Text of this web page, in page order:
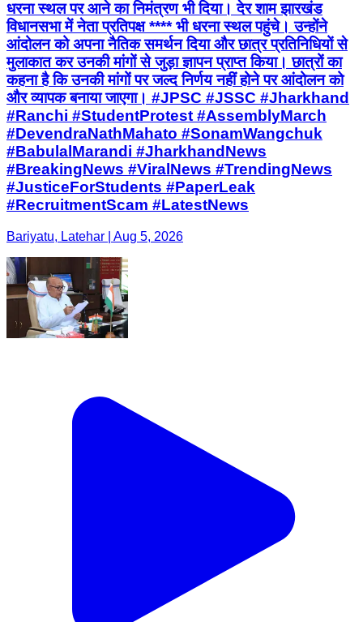
धरना स्थल पर आने का निमंत्रण भी दिया। देर शाम झारखंड
विधानसभा में नेता प्रतिपक्ष **** भी धरना स्थल पहुंचे। उन्होंने
आंदोलन को अपना नैतिक समर्थन दिया और छात्र प्रतिनिधियों से
मुलाकात कर उनकी मांगों से जुड़ा ज्ञापन प्राप्त किया। छात्रों का
कहना है कि उनकी मांगों पर जल्द निर्णय नहीं होने पर आंदोलन को
और व्यापक बनाया जाएगा। #JPSC #JSSC #Jharkhand
#Ranchi #StudentProtest #AssemblyMarch
#DevendraNathMahato #SonamWangchuk
#BabulalMarandi #JharkhandNews
#BreakingNews #ViralNews #TrendingNews
#JusticeForStudents #PaperLeak
#RecruitmentScam #LatestNews
Bariyatu, Latehar | Aug 5, 2026